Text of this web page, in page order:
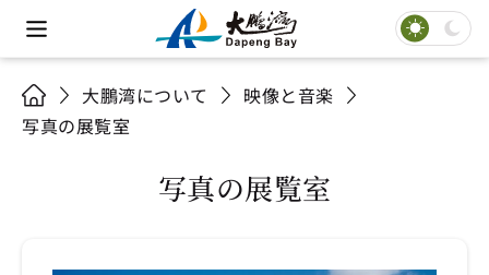
大鵬湾について
映像と音楽
写真の展覧室
写真の展覧室